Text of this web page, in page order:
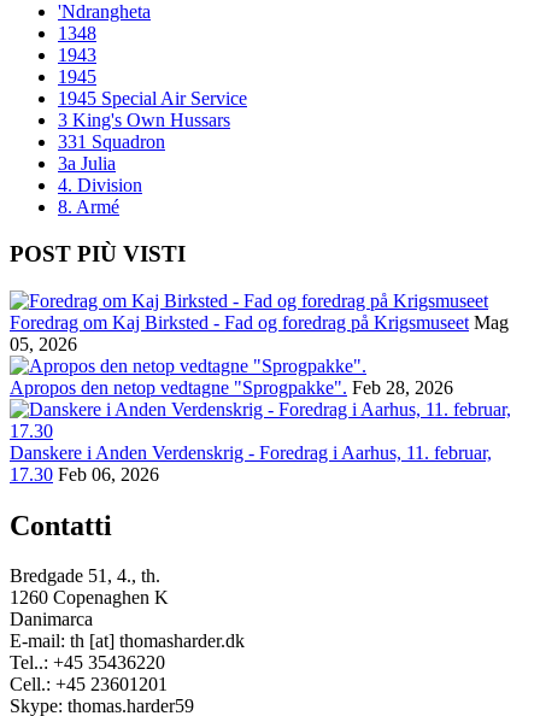
'Ndrangheta
1348
1943
1945
1945 Special Air Service
3 King's Own Hussars
331 Squadron
3a Julia
4. Division
8. Armé
POST PIÙ VISTI
Foredrag om Kaj Birksted - Fad og foredrag på Krigsmuseet Mag
05, 2026
Apropos den netop vedtagne "Sprogpakke". Feb 28, 2026
Danskere i Anden Verdenskrig - Foredrag i Aarhus, 11. februar,
17.30 Feb 06, 2026
Contatti
Bredgade 51, 4., th.
1260 Copenaghen K
Danimarca
E-mail: th [at] thomasharder.dk
Tel..: +45 35436220
Cell.: +45 23601201
Skype: thomas.harder59